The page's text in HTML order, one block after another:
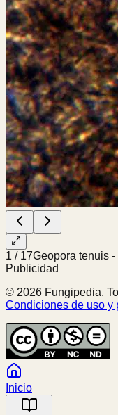
1 / 17Geopora tenuis
Publicidad
© 2026 Fungipedia.
Condiciones de uso y
Inicio